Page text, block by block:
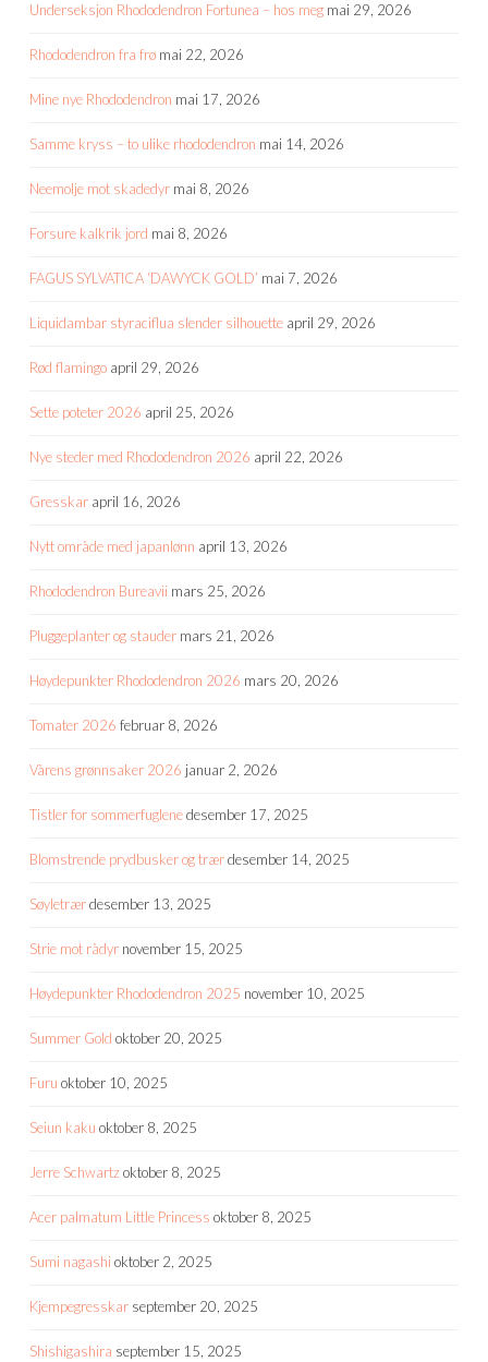
Underseksjon Rhododendron Fortunea – hos meg mai 29, 2026
Rhododendron fra frø mai 22, 2026
Mine nye Rhododendron mai 17, 2026
Samme kryss – to ulike rhododendron mai 14, 2026
Neemolje mot skadedyr mai 8, 2026
Forsure kalkrik jord mai 8, 2026
FAGUS SYLVATICA ‘DAWYCK GOLD’ mai 7, 2026
Liquidambar styraciflua slender silhouette april 29, 2026
Rød flamingo april 29, 2026
Sette poteter 2026 april 25, 2026
Nye steder med Rhododendron 2026 april 22, 2026
Gresskar april 16, 2026
Nytt område med japanlønn april 13, 2026
Rhododendron Bureavii mars 25, 2026
Pluggeplanter og stauder mars 21, 2026
Høydepunkter Rhododendron 2026 mars 20, 2026
Tomater 2026 februar 8, 2026
Vårens grønnsaker 2026 januar 2, 2026
Tistler for sommerfuglenedesember 17, 2025
Blomstrende prydbusker og trærdesember 14, 2025
Søyletrærdesember 13, 2025
Strie mot rådyr november 15, 2025
Høydepunkter Rhododendron 2025 november 10, 2025
Summer Gold oktober 20, 2025
Furu oktober 10, 2025
Seiun kaku oktober 8, 2025
Jerre Schwartzoktober 8, 2025
Acer palmatum Little Princess oktober 8, 2025
Sumi nagashi oktober 2, 2025
Kjempegresskar september 20, 2025
Shishigashira september 15, 2025